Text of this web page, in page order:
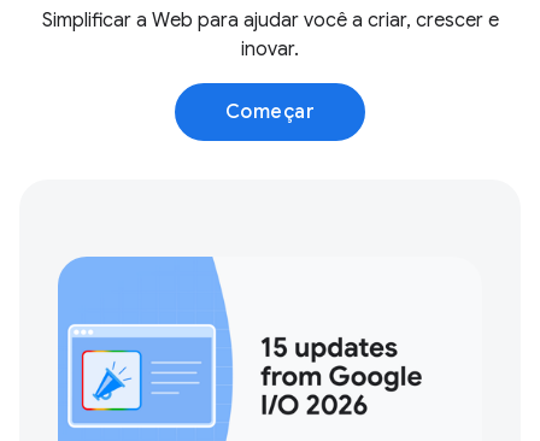
Simplificar a Web para ajudar você a criar, crescer e
inovar.
Começar